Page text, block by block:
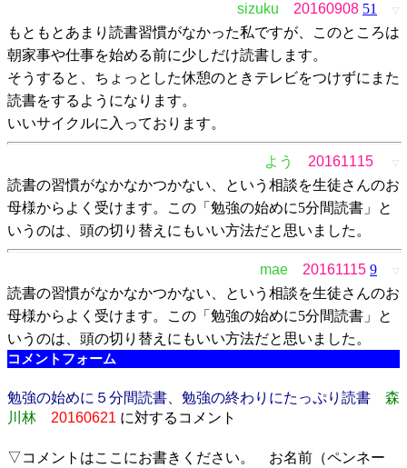
sizuku 20160908 51 ▽
もともとあまり読書習慣がなかった私ですが、このところは
朝家事や仕事を始める前に少しだけ読書します。
そうすると、ちょっとした休憩のときテレビをつけずにまた
読書をするようになります。
いいサイクルに入っております。
よう 20161115 ▽
読書の習慣がなかなかつかない、という相談を生徒さんのお
母様からよく受けます。この「勉強の始めに5分間読書」と
いうのは、頭の切り替えにもいい方法だと思いました。
mae 20161115 9 ▽
読書の習慣がなかなかつかない、という相談を生徒さんのお
母様からよく受けます。この「勉強の始めに5分間読書」と
いうのは、頭の切り替えにもいい方法だと思いました。
コメントフォーム
勉強の始めに５分間読書、勉強の終わりにたっぷり読書
森
川林
20160621 に対するコメント
▽コメントはここにお書きください。 お名前（ペンネー